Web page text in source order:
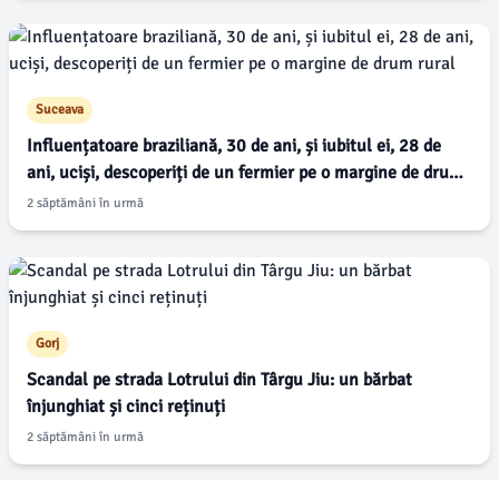
Suceava
Influențatoare braziliană, 30 de ani, și iubitul ei, 28 de
ani, uciși, descoperiți de un fermier pe o margine de drum
rural
2 săptămâni în urmă
Gorj
Scandal pe strada Lotrului din Târgu Jiu: un bărbat
înjunghiat și cinci reținuți
2 săptămâni în urmă